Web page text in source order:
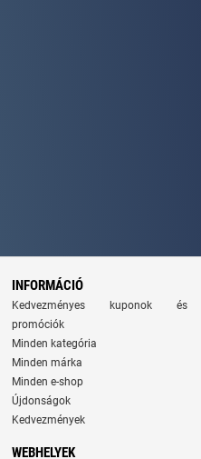
INFORMÁCIÓ
Kedvezményes kuponok és
promóciók
Minden kategória
Minden márka
Minden e-shop
Újdonságok
Kedvezmények
WEBHELYEK